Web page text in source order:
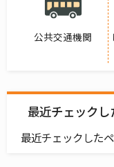
公共交通機関
最近チェックし
最近チェックした